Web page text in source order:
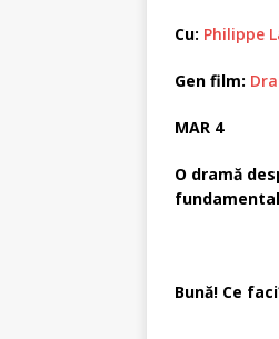
Cu: Philippe
Gen film:
MAR 4
O dramă
Bună! Ce